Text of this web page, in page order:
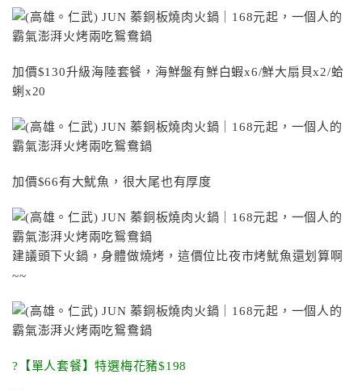
加價$130升級海陸套餐，海鮮盤有鮮白蝦x6/鮮大扇貝x2/蛤
蜊x20
加價$66有大魷魚，很大尾也有厚度
建議頭下火鍋，身體做燒烤，這價位比夜市烤魷魚還划算啊
~~
?【單人套餐】特選梅花豬$198